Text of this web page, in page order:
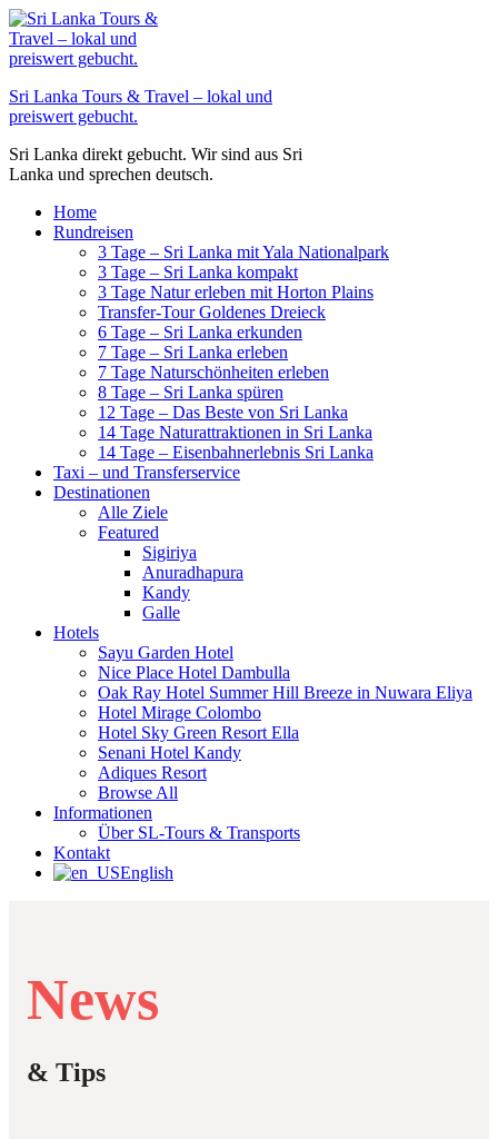
Zum
Inhalt
springen
Sri Lanka Tours & Travel – lokal und
preiswert gebucht.
Sri Lanka direkt gebucht. Wir sind aus Sri
Lanka und sprechen deutsch.
Home
Rundreisen
3 Tage – Sri Lanka mit Yala Nationalpark
3 Tage – Sri Lanka kompakt
3 Tage Natur erleben mit Horton Plains
Transfer-Tour Goldenes Dreieck
6 Tage – Sri Lanka erkunden
7 Tage – Sri Lanka erleben
7 Tage Naturschönheiten erleben
8 Tage – Sri Lanka spüren
12 Tage – Das Beste von Sri Lanka
14 Tage Naturattraktionen in Sri Lanka
14 Tage – Eisenbahnerlebnis Sri Lanka
Taxi – und Transferservice
Destinationen
Alle Ziele
Featured
Sigiriya
Anuradhapura
Kandy
Galle
Hotels
Sayu Garden Hotel
Nice Place Hotel Dambulla
Oak Ray Hotel Summer Hill Breeze in Nuwara Eliya
Hotel Mirage Colombo
Hotel Sky Green Resort Ella
Senani Hotel Kandy
Adiques Resort
Browse All
Informationen
Über SL-Tours & Transports
Kontakt
English
News
& Tips